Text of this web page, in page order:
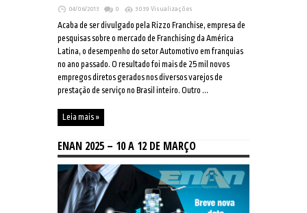
04/06/2013 0 3039 Visualizações
Acaba de ser divulgado pela Rizzo Franchise, empresa de
pesquisas sobre o mercado de Franchising da América
Latina, o desempenho do setor Automotivo em franquias
no ano passado. O resultado foi mais de 25 mil novos
empregos diretos gerados nos diversos varejos de
prestação de serviço no Brasil inteiro. Outro ...
Leia mais »
ENAN 2025 – 10 A 12 DE MARÇO